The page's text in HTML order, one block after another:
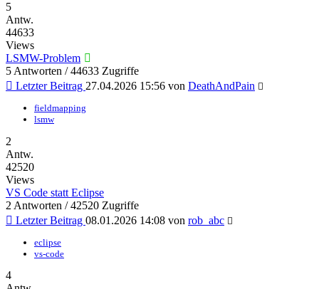
5
Antw.
44633
Views
LSMW-Problem
5 Antworten / 44633 Zugriffe
Letzter Beitrag 27.04.2026 15:56 von DeathAndPain
fieldmapping
lsmw
2
Antw.
42520
Views
VS Code statt Eclipse
2 Antworten / 42520 Zugriffe
Letzter Beitrag 08.01.2026 14:08 von rob_abc
eclipse
vs-code
4